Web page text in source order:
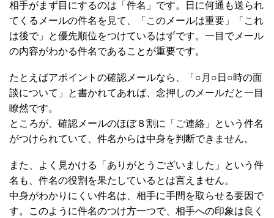
相手がまず目にするのは「件名」です。日に何通も送られ
てくるメールの件名を見て、「このメールは重要」「これ
は後で」と優先順位をつけているはずです。一目でメール
の内容がわかる件名であることが重要です。
たとえばアポイントの確認メールなら、「○月○日○時の面
談について」と書かれてあれば、念押しのメールだと一目
瞭然です。
ところが、確認メールのほぼ８割に「ご連絡」という件名
がつけられていて、件名からは中身を判断できません。
また、よく見かける「ありがとうございました」という件
名も、件名の役割を果たしているとは言えません。
中身がわかりにくい件名は、相手に手間を取らせる要因で
す。このように件名のつけ方一つで、相手への印象は良く